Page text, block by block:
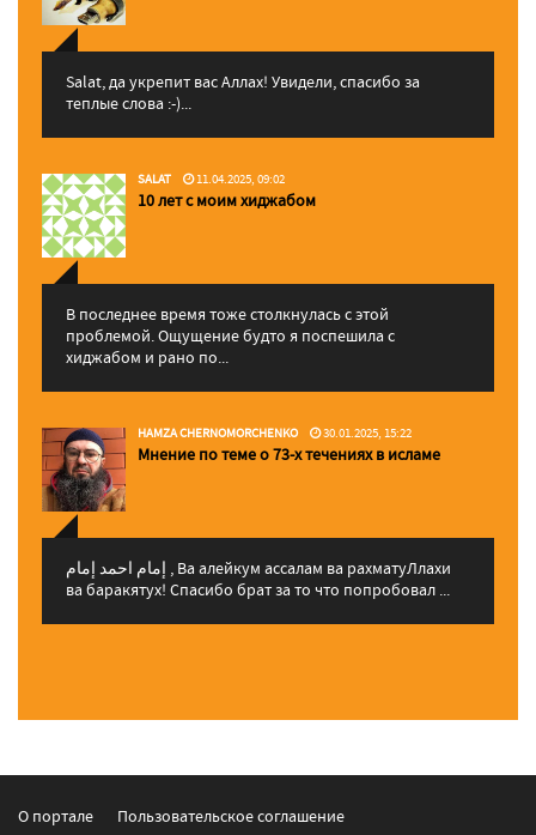
Salat, да укрепит вас Аллаx! Увидели, спасибо за
теплые слова :-)...
SALAT 11.04.2025, 09:02
10 лет с моим хиджабом
В последнее время тоже столкнулась с этой
проблемой. Ощущение будто я поспешила с
хиджабом и рано по...
HAMZA CHERNOMORCHENKO 30.01.2025, 15:22
Мнение по теме о 73-х течениях в исламе
إمام احمد إمام , Ва алейкум ассалам ва рахматуЛлахи
ва баракятух! Спасибо брат за то что попробовал ...
О портале Пользовательское соглашение